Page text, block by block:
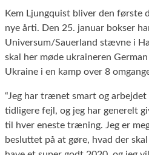
Kem Ljungquist bliver den første
nye årti. Den 25. januar bokser
Universum/Sauerland stævne i
skal her møde ukraineren
Ukraine i en kamp over 8
“Jeg har trænet smart og
tidligere fejl, og jeg har generelt
til hver eneste træning. Jeg er
besluttet på at gøre, hvad der